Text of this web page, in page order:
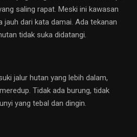
saling rapat. Meski ini kawasan
jauh dari kata damai. Ada tekanan
tidak suka didatangi.
jalur hutan yang lebih dalam,
Tidak ada burung, tidak
yang tebal dan dingin.